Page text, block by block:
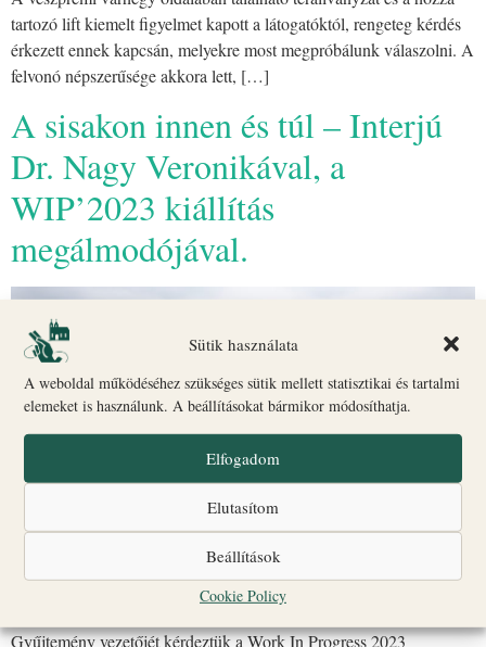
Sütik használata
A weboldal működéséhez szükséges sütik mellett statisztikai és tartalmi
elemeket is használunk. A beállításokat bármikor módosíthatja.
Elfogadom
Elutasítom
Beállítások
Cookie Policy
tartozó lift kiemelt figyelmet kapott a látogatóktól, rengeteg kérdés
érkezett ennek kapcsán, melyekre most megpróbálunk válaszolni. A
felvonó népszerűsége akkora lett, […]
A sisakon innen és túl – Interjú
Dr. Nagy Veronikával, a
WIP’2023 kiállítás
megálmodójával.
Gyűjtemény vezetőjét kérdeztük a Work In Progress 2023